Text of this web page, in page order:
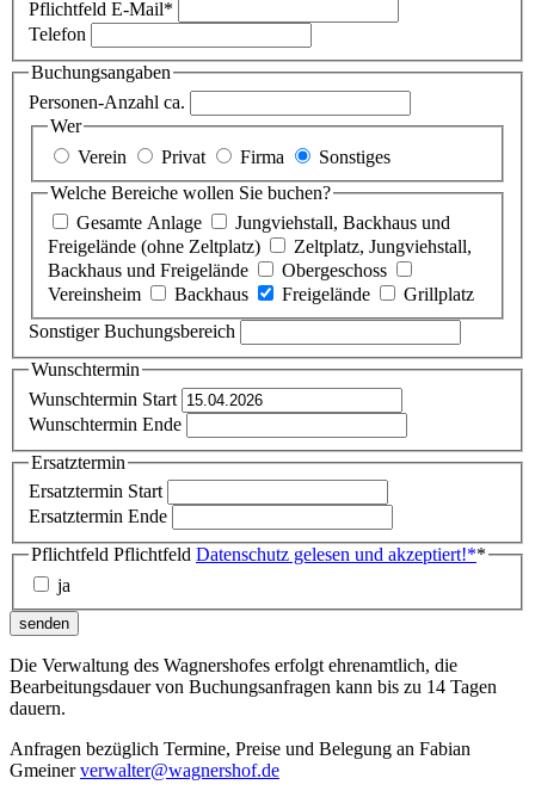
Pflichtfeld E-Mail*
Telefon
Buchungsangaben
Personen-Anzahl ca.
Wer
Verein
Privat Firma
Sonstiges
Welche Bereiche wollen Sie buchen?
Gesamte Anlage
Jungviehstall, Backhaus und
Freigelände (ohne Zeltplatz)
Zeltplatz, Jungviehstall,
Backhaus und Freigelände
Obergeschoss
Vereinsheim
Backhaus Freigelände
Grillplatz
Sonstiger Buchungsbereich
Wunschtermin
Wunschtermin Start
Wunschtermin Ende
Ersatztermin
Ersatztermin Start
Ersatztermin Ende
Pflichtfeld Pflichtfeld Datenschutz gelesen und akzeptiert!**
ja
senden
Die Verwaltung des Wagnershofes erfolgt ehrenamtlich, die
Bearbeitungsdauer von Buchungsanfragen kann bis zu 14 Tagen
dauern.
Anfragen bezüglich Termine, Preise und Belegung an Fabian
Gmeinerverwalter@wagnershof.de